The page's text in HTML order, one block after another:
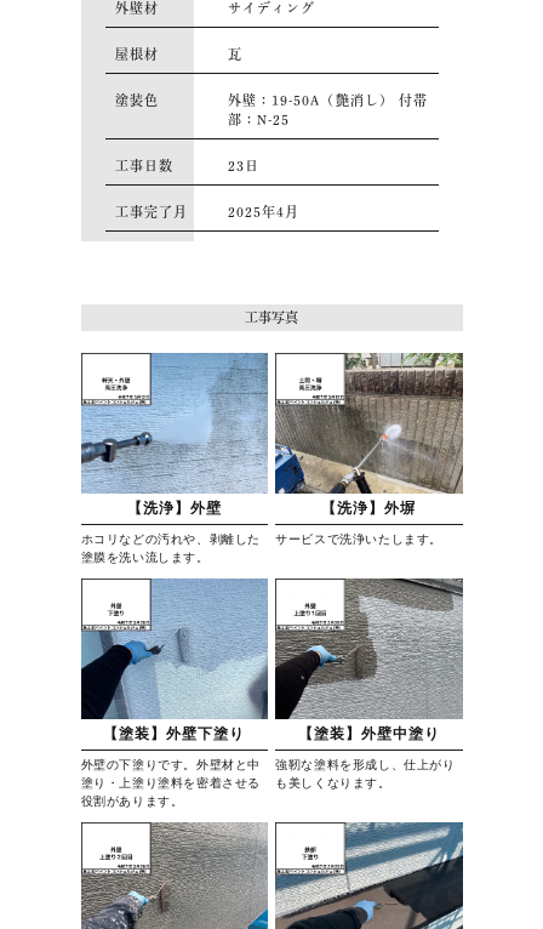
外壁材 サイディング
屋根材 瓦
塗装色
外壁：19-50A（艶消し） 付帯
部：N-25
⼯事⽇数 23日
⼯事完了月 2025年4月
工事写真
【洗浄】外壁
ホコリなどの汚れや、剥離した
塗膜を洗い流します。
【洗浄】外塀
サービスで洗浄いたします。
【塗装】外壁下塗り
外壁の下塗りです。外壁材と中
塗り・上塗り塗料を密着させる
役割があります。
【塗装】外壁中塗り
強靭な塗料を形成し、仕上がり
も美しくなります。